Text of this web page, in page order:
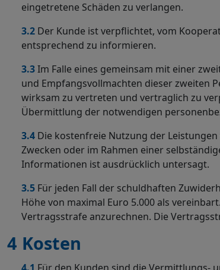
eingetretene Schäden zu verlangen.
3.2 Der Kunde ist verpflichtet, vom
entsprechend zu informieren.
3.3Im Falle eines gemeinsam mit einer
und Empfangsvollmachten dieser zweiten
wirksam zu vertreten und vertraglich zu
Übermittlung der notwendigen
3.4 Die kostenfreie Nutzung der Leistungen
Zwecken oder im Rahmen einer
Informationen ist ausdrücklich untersagt.
3.5 Für jeden Fall der schuldhaften
Höhe von maximal Euro 5.000 als
Vertragsstrafe anzurechnen. Die
4 Kosten